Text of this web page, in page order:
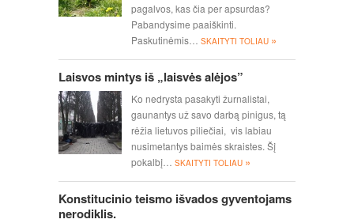
pagalvos, kas čia per apsurdas?
Pabandysime paaiškinti.
Paskutinėmis…
SKAITYTI TOLIAU »
Laisvos mintys iš „laisvės alėjos”
Ko nedrysta pasakyti žurnalistai,
gaunantys už savo darbą pinigus, tą
rėžia lietuvos piliečiai, vis labiau
nusimetantys baimės skraistes. Šį
pokalbį…
SKAITYTI TOLIAU »
Konstitucinio teismo išvados gyventojams
nerodiklis.